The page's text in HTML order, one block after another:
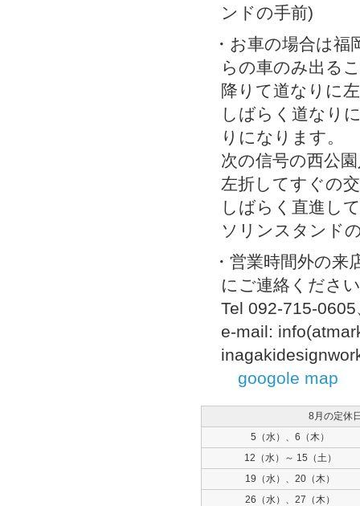
ンドの手前)
・お車の場合は
らの車のみ出る
降りて道なりに
しばらく道なり
りになります。
次の信号の西公
左折してすぐの
しばらく直進し
ソリンスタンド
・営業時間外の
にご連絡くださ
Tel 092-715-
e-mail:
googole map
8月の定休
5（水）、6（木）
12（水）～ 15（土）
19（水）、20（木）
26（水）、27（木）